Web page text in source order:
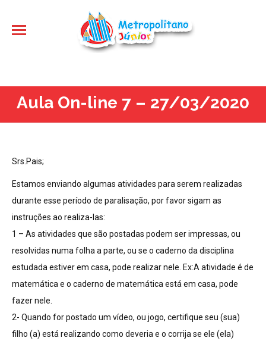
Aula On-line 7 – 27/03/2020
Srs.Pais;
Estamos enviando algumas atividades para serem realizadas
durante esse período de paralisação, por favor sigam as
instruções ao realiza-las:
1 – As atividades que são postadas podem ser impressas, ou
resolvidas numa folha a parte, ou se o caderno da disciplina
estudada estiver em casa, pode realizar nele. Ex:A atividade é de
matemática e o caderno de matemática está em casa, pode
fazer nele.
2- Quando for postado um vídeo, ou jogo, certifique seu (sua)
filho (a) está realizando como deveria e o corrija se ele (ela)